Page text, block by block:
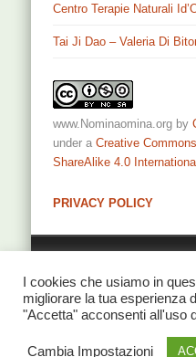
Centro Terapie Naturali
Tai Ji Dao – Valeria Di
www.Nominaomina.org by
under aCreative
ShareAlike 4.0
PRIVACY POLICY
© 2026 NominaOmina di
I cookies che usiamo in
migliorare la tua esperienza
"Accetta" acconsenti all'uso
Cambia Impostazioni